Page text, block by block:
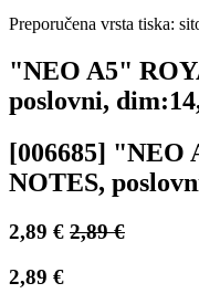
Preporučena vrsta tiska:
"NEO A5"
poslovni,
[006685] "NEO
NOTES,
2,89 € 2,89€
2,89 €